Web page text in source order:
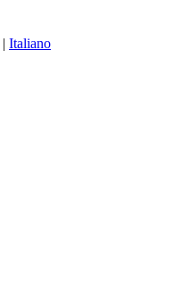
| Italiano